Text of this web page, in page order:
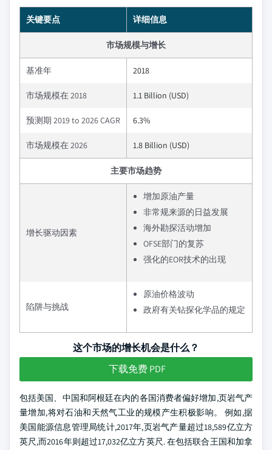
关键要点 详细信息
市场规模与增长
基准年 2018
市场规模在 2018 1.1 Billion (USD)
预测期 2019 to 2026 CAGR 6.3%
市场规模在 2026 1.8 Billion (USD)
主要市场趋势
增长驱动因素
增加原油产量
非常规来源的日益发展
海外勘探活动增加
OFSE部门的复苏
强化的EOR技术的出现
陷阱与挑战
原油价格波动
政府有关钻探化学品的规定
这个市场的增长机会是什么？
下载免费 PDF
包括美国、中国和阿根廷在内的各国消费者偏好增加,页岩气产
量增加,将对石油和天然气工业的规模产生积极影响。 例如,据
美国能源信息管理局统计,2017年,页岩气产量超过18,589亿立方
英尺,而2016年则超过17,032亿立方英尺. 在包括联合王国和加拿